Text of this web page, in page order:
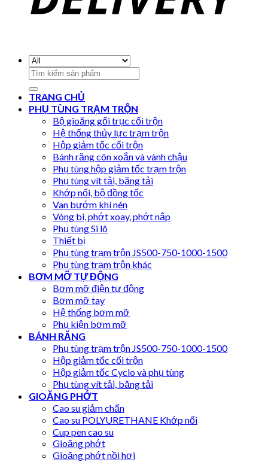
Search
for:
TRANG CHỦ
PHỤ TÙNG TRẠM TRỘN
Bộ gioăng gối trục cối trộn
Hệ thống thủy lực trạm trộn
Hộp giảm tốc cối trộn
Bánh răng côn xoắn và vành chậu
Phụ tùng hộp giảm tốc trạm trộn
Phụ tùng vít tải, băng tải
Khớp nối, bộ đồng tốc
Van bướm khí nén
Vòng bi, phớt xoay, phớt nắp
Phụ tùng Si lô
Thiết bị
Phụ tùng trạm trộn JS500-750-1000-1500
Phụ tùng trạm trộn khác
BƠM MỠ TỰ ĐỘNG
Bơm mỡ điện tự động
Bơm mỡ tay
Hệ thống bơm mỡ
Phụ kiện bơm mỡ
BÁNH RĂNG
Phụ tùng trạm trộn JS500-750-1000-1500
Hộp giảm tốc cối trộn
Hộp giảm tốc Cyclo và phụ tùng
Phụ tùng vít tải, băng tải
GIOĂNG PHỚT
Cao su giảm chấn
Cao su POLYURETHANE Khớp nối
Cup pen cao su
Gioăng phớt
Gioăng phớt nồi hơi